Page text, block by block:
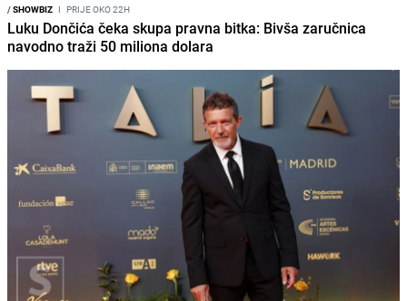
/SHOWBIZ I PRIJE OKO 22H
Luku Dončića čeka skupa pravna bitka: Bivša zaručnica
navodno traži 50 miliona dolara